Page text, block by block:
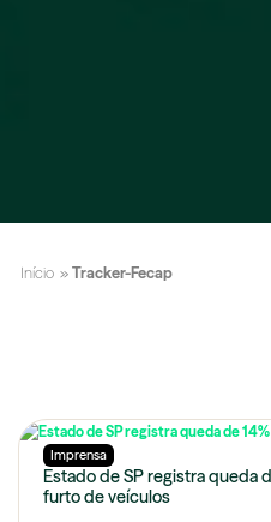
Início » Tracker-Fecap
Imprensa
Estado de SP registra queda
furto de veículos